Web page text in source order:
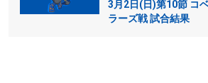
3月2日(日)第10節 コ
ラーズ戦 試合結果